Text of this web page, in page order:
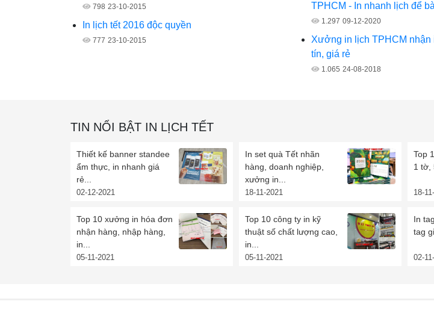
798 23-10-2015
In lịch tết 2016 độc quyền
777 23-10-2015
TPHCM - In nhanh lịch để
1.297 09-12-2020
Xưởng in lịch TPHCM nhận
tín, giá rẻ
1.065 24-08-2018
TIN NỔI BẬT IN LỊCH TẾT
Thiết kế banner standee
ẩm thực, in nhanh giá
rẻ...
02-12-2021
In set quà Tết nhãn
hàng, doanh nghiệp,
xưởng in...
18-11-2021
Top
1 tờ,
18-
Top 10 xưởng in hóa đơn
nhận hàng, nhập hàng,
in...
05-11-2021
Top 10 công ty in kỹ
thuật số chất lượng cao,
in...
05-11-2021
In
tag
02-